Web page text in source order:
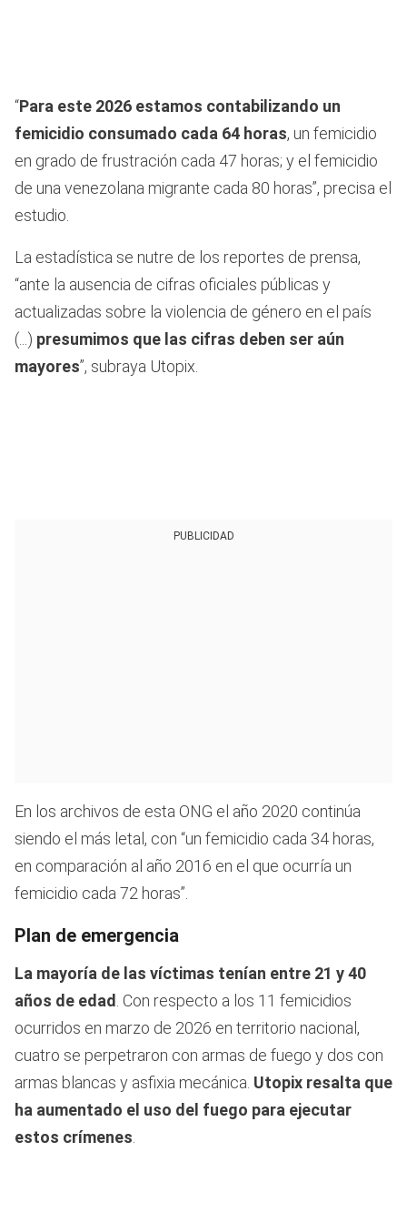
“Para este 2026 estamos contabilizando un
femicidio consumado cada 64 horas, un femicidio
en grado de frustración cada 47 horas; y el femicidio
de una venezolana migrante cada 80 horas”, precisa el
estudio.
La estadística se nutre de los reportes de prensa,
“ante la ausencia de cifras oficiales públicas y
actualizadas sobre la violencia de género en el país
(...) presumimos que las cifras deben ser aún
mayores”, subraya Utopix.
PUBLICIDAD
En los archivos de esta ONG el año 2020 continúa
siendo el más letal, con “un femicidio cada 34 horas,
en comparación al año 2016 en el que ocurría un
femicidio cada 72 horas”.
Plan de emergencia
La mayoría de las víctimas tenían entre 21 y 40
años de edad. Con respecto a los 11 femicidios
ocurridos en marzo de 2026 en territorio nacional,
cuatro se perpetraron con armas de fuego y dos con
armas blancas y asfixia mecánica. Utopix resalta que
ha aumentado el uso del fuego para ejecutar
estos crímenes.